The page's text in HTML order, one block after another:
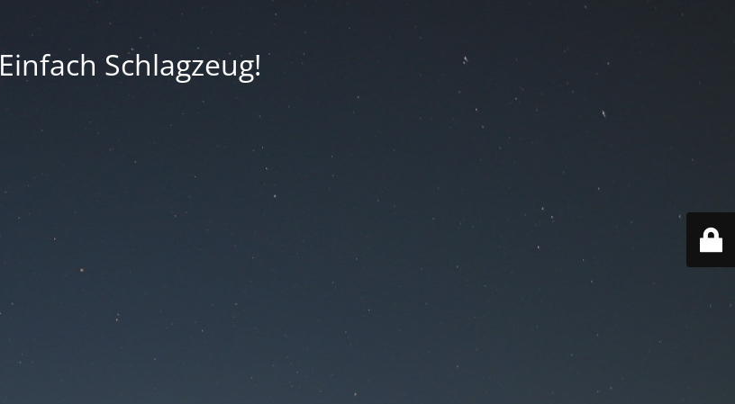
Einfach Schlagzeug!